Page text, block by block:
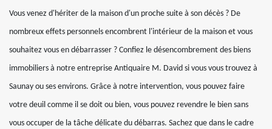
Vous venez d'hériter de la maison d'un proche suite à son décès ? De
nombreux effets personnels encombrent l'intérieur de la maison et vous
souhaitez vous en débarrasser ? Confiez le désencombrement des biens
immobiliers à notre entreprise Antiquaire M. David si vous vous trouvez à
Saunay ou ses environs. Grâce à notre intervention, vous pouvez faire
votre deuil comme il se doit ou bien, vous pouvez revendre le bien sans
vous occuper de la tâche délicate du débarras. Sachez que dans le cadre